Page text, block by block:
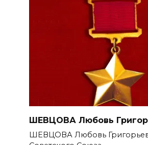
ШЕВЦОВА Любовь
ШЕВЦОВА Любовь